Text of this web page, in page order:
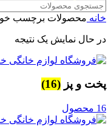
خانه محصولات برچسب
در حال نمایش یک نتیجه
پخت و پز (16)
16 محصول